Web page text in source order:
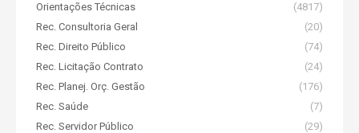
Orientações Técnicas
(4817)
Rec. Consultoria Geral
(20)
Rec. Direito Público
(74)
Rec. Licitação Contrato
(24)
Rec. Planej. Orç. Gestão
(176)
Rec. Saúde
(7)
Rec. Servidor Público
(29)